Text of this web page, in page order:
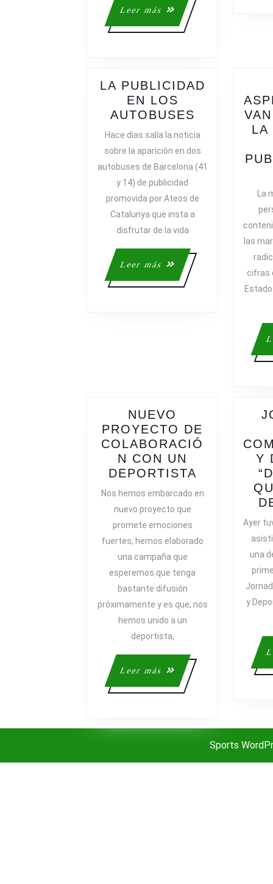
Leer más
Leer
más
LA PUBLICIDAD
EN LOS
AUTOBUSES
LOS
Hace dias salía la noticia
sobre la aparición en dos
autobuses de Barcelona (41
y 14) de publicidad
promovida por Ateos de
Catalunya que insta a
disfrutar de la vida
Leer más
Leer
más
LA
La
las
cifras
NUEVO
PROYECTO DE
COLABORACIÓ
N CON UN
DEPORTISTA
PROYECTO
UN
Nos hemos embarcado en
nuevo proyecto que
promete emociones
fuertes, hemos elaborado
una campaña que
esperemos que tenga
bastante difusión
próximamente y es que, nos
hemos unido a un
deportista,
Leer más
Leer
más
Y
Ayer
una
y
Sports